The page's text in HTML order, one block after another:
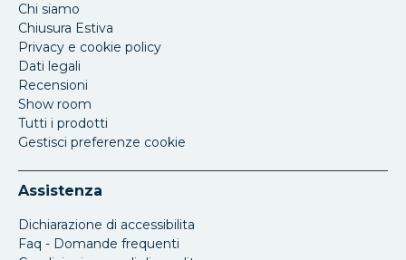
Chi siamo
Chiusura Estiva
Privacy e cookie policy
Dati legali
Recensioni
Show room
Tutti i prodotti
Gestisci preferenze cookie
Assistenza
Dichiarazione di accessibilita
Faq - Domande frequenti